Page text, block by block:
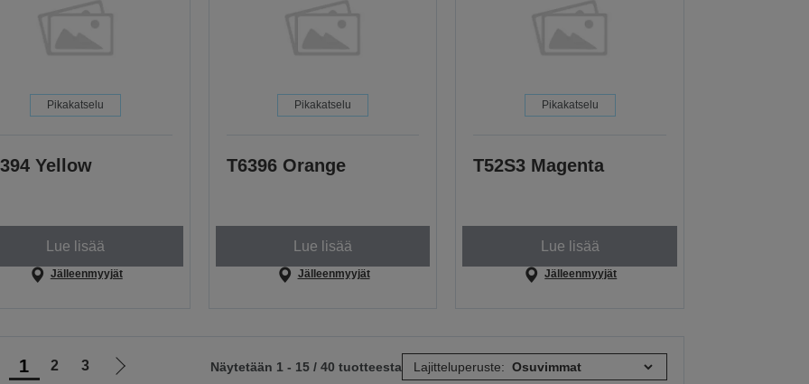
Pikakatselu
Yellow
Lue lisää
Jälleenmyyjät
Pikakatselu
T6396 Orange
Lue lisää
Jälleenmyyjät
Pikakatselu
T52S3 Magenta
Lue lisää
Jälleenmyyjät
1 2 3
Siirry
Näytetään 1 - 15 / 40 tuotteesta Lajitteluperuste: